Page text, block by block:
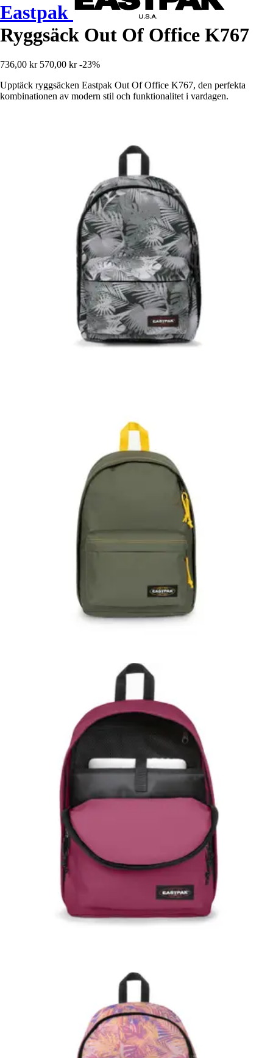
Eastpak
Ryggsäck Out Of Office K767
736,00 kr 570,00 kr -23%
Upptäck ryggsäcken Eastpak Out Of Office K767, den perfekta
kombinationen av modern stil och funktionalitet i vardagen.